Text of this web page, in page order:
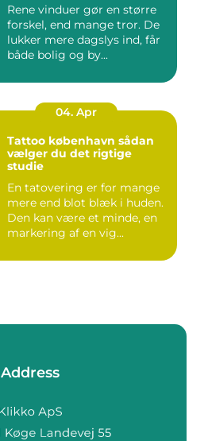
Rene vinduer gør en større
forskel, end mange tror. De
lukker mere dagslys ind, får
både bolig og by...
04. Apr
Tattoo københavn sådan
vælger du det rigtige
studie
En tatovering er for mange
mere end blot blæk i huden.
Den kan være et minde, en
markering af en vig...
Address